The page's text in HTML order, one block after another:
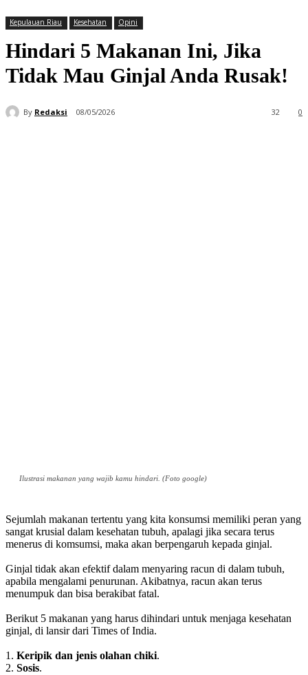
Kepulauan Riau Kesehatan Opini
Hindari 5 Makanan Ini, Jika
Tidak Mau Ginjal Anda Rusak!
By Redaksi 08/05/2026 0
32
Ilustrasi makanan yang wajib kamu hindari. (Foto google)
Sejumlah makanan tertentu yang kita konsumsi memiliki peran yang
sangat krusial dalam kesehatan tubuh, apalagi jika secara terus
menerus di komsumsi, maka akan berpengaruh kepada ginjal.
Ginjal tidak akan efektif dalam menyaring racun di dalam tubuh,
apabila mengalami penurunan. Akibatnya, racun akan terus
menumpuk dan bisa berakibat fatal.
Berikut 5 makanan yang harus dihindari untuk menjaga kesehatan
ginjal, di lansir dari Times of India.
1. Keripik dan jenis olahan chiki.
2. Sosis.